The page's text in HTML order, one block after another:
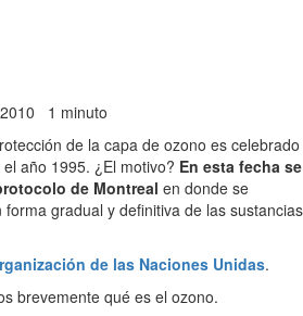
1 minuto
de la capa de ozono es celebrado
año 1995. ¿El motivo? En esta fecha se
de Montreal en donde se
gradual y definitiva de las sustancias
de las Naciones Unidas.
brevemente qué es el ozono.